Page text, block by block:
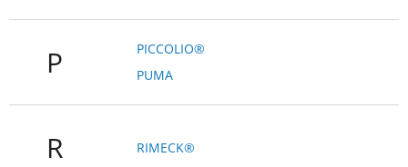
P
PICCOLIO®
PUMA
R RIMECK®